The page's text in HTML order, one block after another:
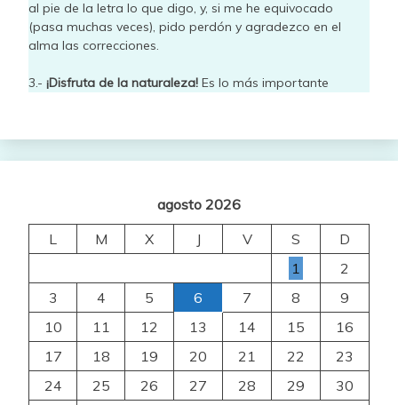
al pie de la letra lo que digo, y, si me he equivocado
(pasa muchas veces), pido perdón y agradezco en el
alma las correcciones.
3.- ¡Disfruta de la naturaleza! Es lo más importante
agosto 2026
L
M X J V S
D
1
2
3
4 5 6 7 8
9
10
11 12 13 14 15
16
17
18 19 20 21 22
23
24
25 26 27 28 29
30